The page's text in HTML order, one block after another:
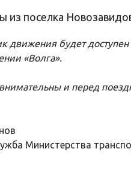
из поселка
движения будет доступен
«Волга».
и перед
Министерства